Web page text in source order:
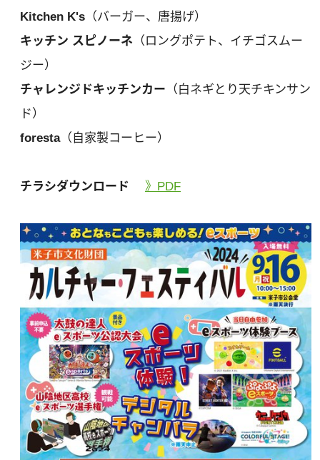
Kitchen K's （バーガー、唐揚げ）
キッチン スピノーネ （ロングポテト、イチゴスムー
ジー）
チャレンジドキッチンカー （白ネギとり天チキンサン
ド）
foresta（自家製コーヒー）
チラシダウンロード 》PDF